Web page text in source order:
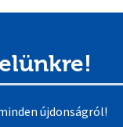
újdonságról!